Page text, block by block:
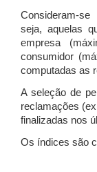
Consideram-
seja, aquelas
empresa
consumidor
computadas as
A seleção de
reclamações
finalizadas nos
Os índices são